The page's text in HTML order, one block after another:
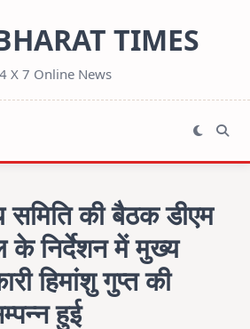
TIMES
X 7 Online News
समिति की बैठक डीएम
के निर्देशन में मुख्य
हिमांशु गुप्त की
हुई